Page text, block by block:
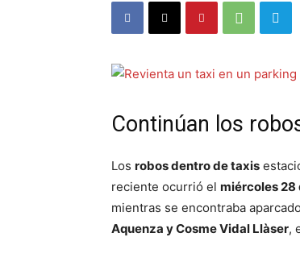
Continúan los
Los robos dentro de taxis
reciente ocurrió el miércoles 28
mientras se encontraba
Aquenza y Cosme Vidal Llàser,